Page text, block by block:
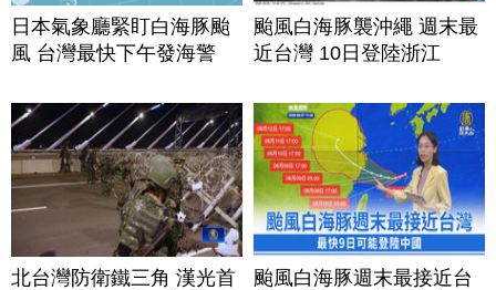
日本氣象廳緊盯白海豚颱
風 台灣最快下午發海警
颱風白海豚襲沖繩 週末最
近台灣 10日登陸浙江
北台灣防衛鐵三角 漢光首
颱風白海豚週末最接近台